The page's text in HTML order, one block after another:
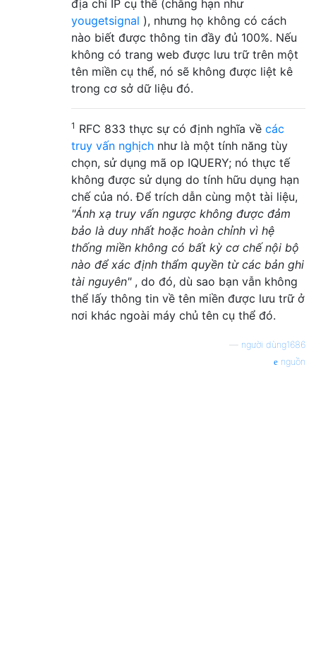
địa chỉ IP cụ thể (chẳng hạn như
yougetsignal ), nhưng họ không có cách
nào biết được thông tin đầy đủ 100%. Nếu
không có trang web được lưu trữ trên một
tên miền cụ thể, nó sẽ không được liệt kê
trong cơ sở dữ liệu đó.
1 RFC 833 thực sự có định nghĩa về các
truy vấn nghịch như là một tính năng tùy
chọn, sử dụng mã op IQUERY; nó thực tế
không được sử dụng do tính hữu dụng hạn
chế của nó. Để trích dẫn cùng một tài liệu,
"Ánh xạ truy vấn ngược không được đảm
bảo là duy nhất hoặc hoàn chỉnh vì hệ
thống miền không có bất kỳ cơ chế nội bộ
nào để xác định thẩm quyền từ các bản ghi
tài nguyên", do đó, dù sao bạn vẫn không
thể lấy thông tin về tên miền được lưu trữ ở
nơi khác ngoài máy chủ tên cụ thể đó.
người dùng1686
nguồn